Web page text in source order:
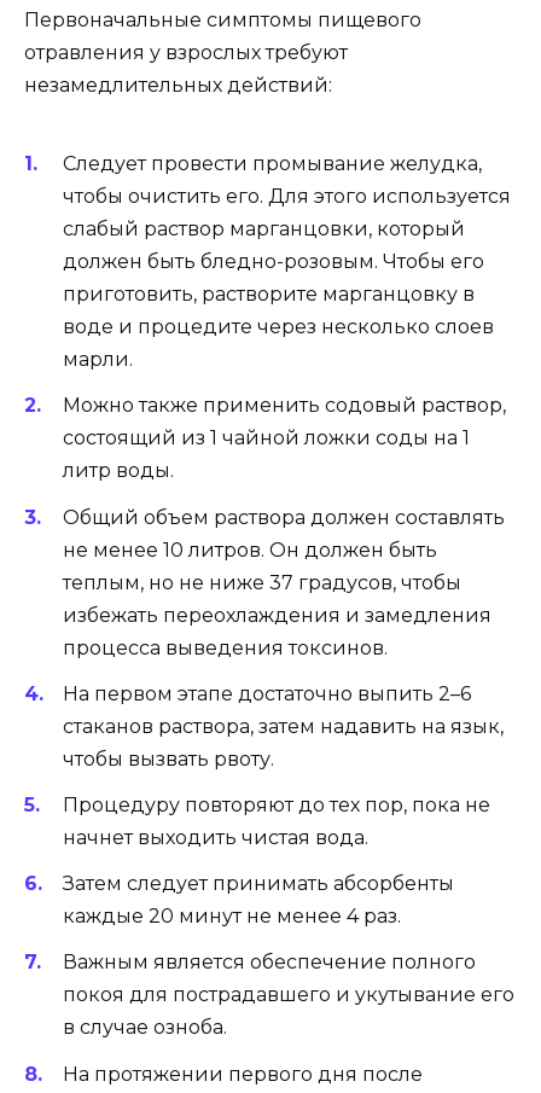
Первоначальные симптомы пищевого
отравления у взрослых требуют
незамедлительных действий:
Следует провести промывание желудка,
чтобы очистить его. Для этого используется
слабый раствор марганцовки, который
должен быть бледно-розовым. Чтобы его
приготовить, растворите марганцовку в
воде и процедите через несколько слоев
марли.
Можно также применить содовый раствор,
состоящий из 1 чайной ложки соды на 1
литр воды.
Общий объем раствора должен составлять
не менее 10 литров. Он должен быть
теплым, но не ниже 37 градусов, чтобы
избежать переохлаждения и замедления
процесса выведения токсинов.
На первом этапе достаточно выпить 2–6
стаканов раствора, затем надавить на язык,
чтобы вызвать рвоту.
Процедуру повторяют до тех пор, пока не
начнет выходить чистая вода.
Затем следует принимать абсорбенты
каждые 20 минут не менее 4 раз.
Важным является обеспечение полного
покоя для пострадавшего и укутывание его
в случае озноба.
На протяжении первого дня после